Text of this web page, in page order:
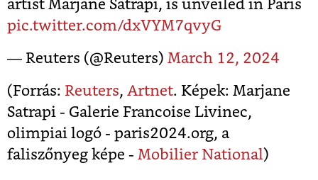
artist Marjane Satrapi, is unveiled in Paris
pic.twitter.com/dxVYM7qvyG
— Reuters (@Reuters) March 12, 2024
(Forrás: Reuters, Artnet. Képek: Marjane
Satrapi - Galerie Francoise Livinec,
olimpiai logó - paris2024.org, a
faliszőnyeg képe - Mobilier National)